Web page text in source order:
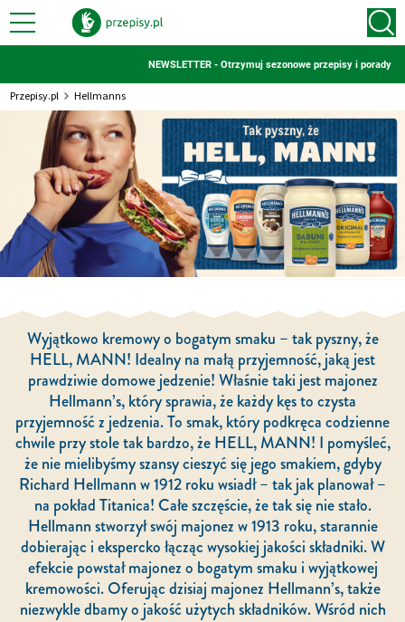
NEWSLETTER - Otrzymuj sezonowe przepisy i porady
Przepisy.pl Hellmanns
Wyjątkowo kremowy o bogatym smaku – tak pyszny, że
HELL, MANN! Idealny na małą przyjemność, jaką jest
prawdziwie domowe jedzenie! Właśnie taki jest majonez
Hellmann’s, który sprawia, że każdy kęs to czysta
przyjemność z jedzenia. To smak, który podkręca codzienne
chwile przy stole tak bardzo, że HELL, MANN! I pomyśleć,
że nie mielibyśmy szansy cieszyć się jego smakiem, gdyby
Richard Hellmann w 1912 roku wsiadł – tak jak planował –
na pokład Titanica! Całe szczęście, że tak się nie stało.
Hellmann stworzył swój majonez w 1913 roku, starannie
dobierając i ekspercko łącząc wysokiej jakości składniki. W
efekcie powstał majonez o bogatym smaku i wyjątkowej
kremowości. Oferując dzisiaj majonez Hellmann’s, także
niezwykle dbamy o jakość użytych składników. Wśród nich